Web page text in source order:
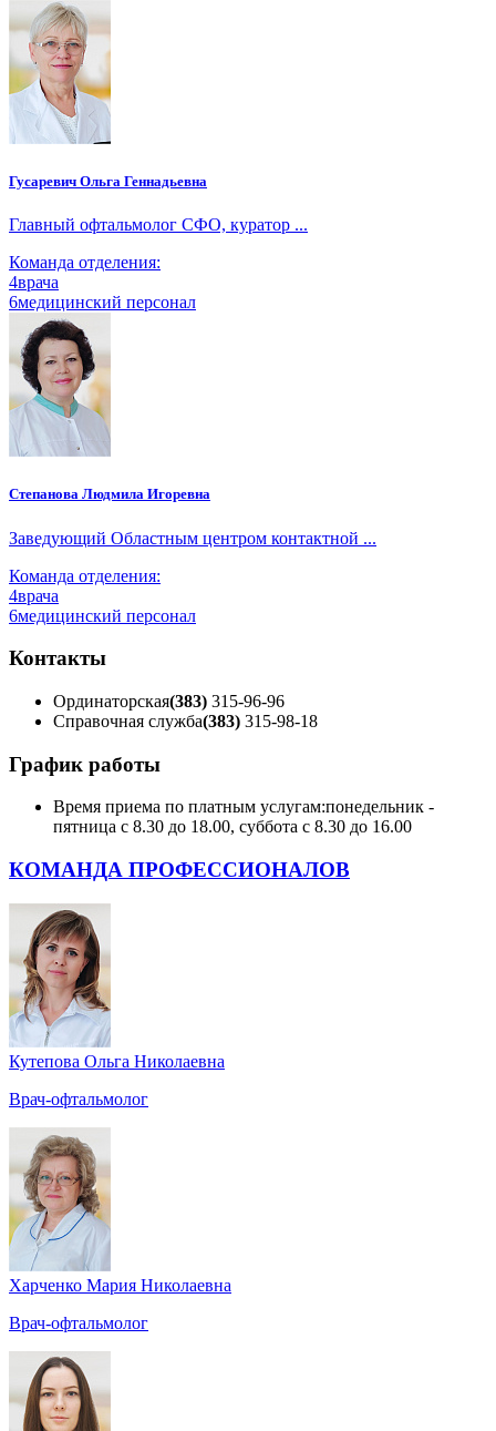
Гусаревич Ольга Геннадьевна
Главный офтальмолог СФО, куратор ...
Команда отделения:
4врача
6медицинский персонал
Степанова Людмила Игоревна
Заведующий Областным центром контактной ...
Команда отделения:
4врача
6медицинский персонал
Контакты
Ординаторская(383) 315-96-96
Справочная служба(383) 315-98-18
График работы
Время приема по платным услугам:понедельник -
пятница с 8.30 до 18.00, суббота с 8.30 до 16.00
КОМАНДА ПРОФЕССИОНАЛОВ
Кутепова Ольга Николаевна
Врач-офтальмолог
Харченко Мария Николаевна
Врач-офтальмолог